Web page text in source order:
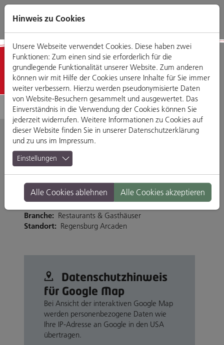
Direkt
zum
Zum
Hauptmenü
Zum
Footermenü
Zur
Website-
Detailansicht
McDonald's
Friedenstraße 23, 93053 Regensburg
Tel. 0941 5676809
https://www.mcdonalds.com/de/de-de.html
Branche: Restaurants & Gasthäuser
Standort: Regensburg Arcaden
Datenschutz­hinweis
für Google Map
Bei Ansicht der interaktiven Google Map
werden personenbezogene Daten wie
Ihre IP-Adresse an Google in den USA
übertragen.
Hinweis zu Cookies
Unsere Webseite verwendet Cookies. Diese haben zwei
Funktionen: Zum einen sind sie erforderlich für die
grundlegende Funktionalität unserer Website. Zum anderen
können wir mit Hilfe der Cookies unsere Inhalte für Sie immer
weiter verbessern. Hierzu werden pseudonymisierte Daten
von Website-Besuchern gesammelt und ausgewertet. Das
Einverständnis in die Verwendung der Cookies können Sie
jederzeit widerrufen. Weitere Informationen zu Cookies auf
dieser Website finden Sie in unserer Datenschutzerklärung
und zu uns im Impressum.
Einstellungen
Alle Cookies ablehnen Alle Cookies akzeptieren